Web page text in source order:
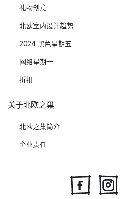
礼物创意
北欧室内设计趋势
2024 黑色星期五
网络星期一
折扣
关于北欧之巢
北欧之巢简介
企业责任